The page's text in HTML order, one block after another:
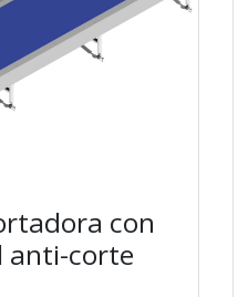
con
anti-corte